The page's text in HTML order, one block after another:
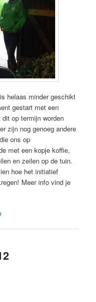
helaas minder geschikt
gestart met een
op termijn worden
zijn nog genoeg andere
ons op
met een kopje koffie,
en zeilen op de tuin.
hoe het initiatief
Meer info vind je